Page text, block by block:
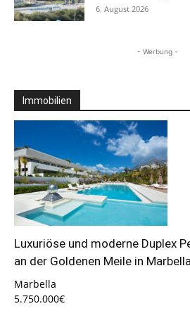
6. August 2026
- Werbung -
Immobilien
Luxuriöse und moderne Duplex
an der Goldenen Meile in
Marbella
5.750.000€